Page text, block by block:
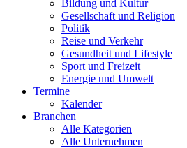
Bildung und Kultur
Gesellschaft und Religion
Politik
Reise und Verkehr
Gesundheit und Lifestyle
Sport und Freizeit
Energie und Umwelt
Termine
Kalender
Branchen
Alle Kategorien
Alle Unternehmen